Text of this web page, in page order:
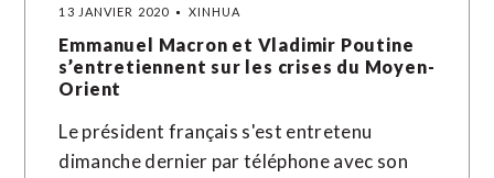
13 JANVIER 2020 XINHUA
Emmanuel Macron et Vladimir Poutine
s’entretiennent sur les crises du Moyen-
Orient
Le président français s'est entretenu
dimanche dernier par téléphone avec son